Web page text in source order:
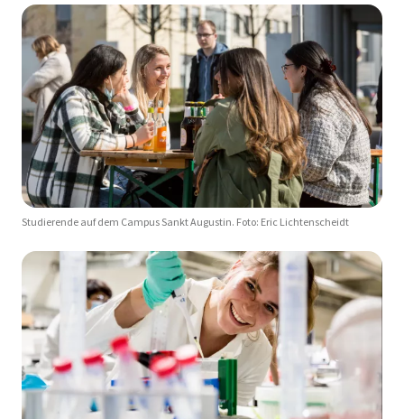
Studierende auf dem Campus Sankt Augustin. Foto: Eric Lichtenscheidt